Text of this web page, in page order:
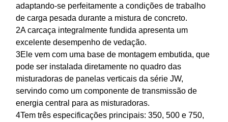
adaptando-se perfeitamente a condições de trabalho
de carga pesada durante a mistura de concreto.
2A carcaça integralmente fundida apresenta um
excelente desempenho de vedação.
3Ele vem com uma base de montagem embutida, que
pode ser instalada diretamente no quadro das
misturadoras de panelas verticais da série JW,
servindo como um componente de transmissão de
energia central para as misturadoras.
4Tem três especificações principais: 350, 500 e 750,